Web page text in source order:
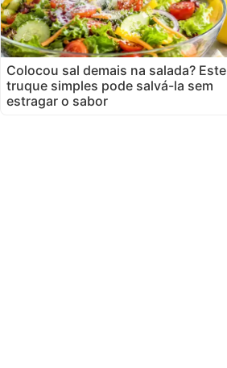
Colocou sal demais na salada? Este
truque simples pode salvá-la sem
estragar o sabor